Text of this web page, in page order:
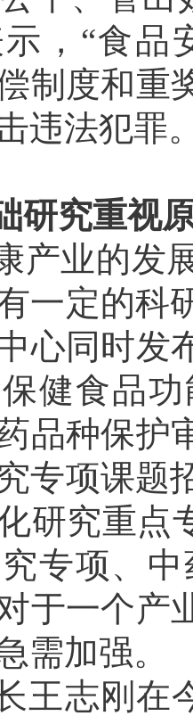
，“食品
制度和重
违法犯罪
研究重视
产业的发
一定的科
心同时发
健食品
品种保护
专项课题
研究重点
专项、
于一个产
需加强。
王志刚在